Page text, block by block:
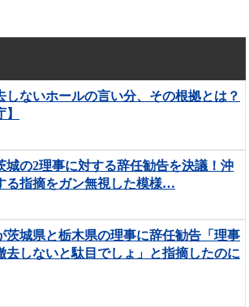
しないホールの言い分、その根拠とは？
城の2理事に対する辞任勧告を決議！沖
る指摘をガン無視した模様…
茨城県と栃木県の理事に辞任勧告「理事
去しないと駄目でしょ」と指摘したのに